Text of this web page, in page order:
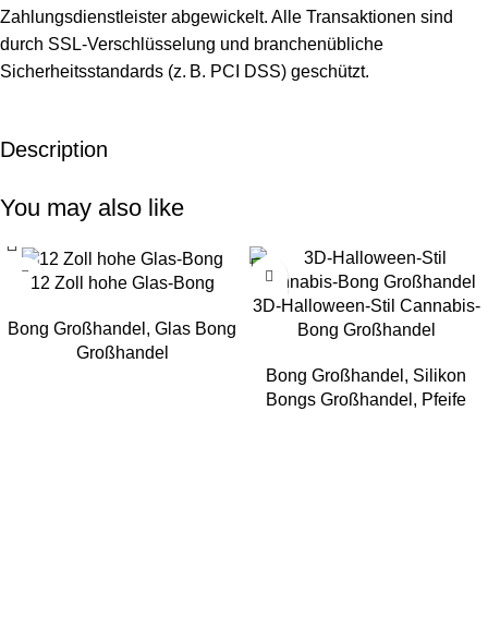
Zahlungsdienstleister abgewickelt. Alle Transaktionen sind
durch SSL-Verschlüsselung und branchenübliche
Sicherheitsstandards (z. B. PCI DSS) geschützt.
Black Friday Blowout!
Description
You may also like
12 Zoll hohe Glas-Bong
Bong Großhandel , Glas Bong
Großhandel
3D-Halloween-Stil Cannabis-
Bong Großhandel
Bong Großhandel , Silikon
Bongs Großhandel , Pfeife